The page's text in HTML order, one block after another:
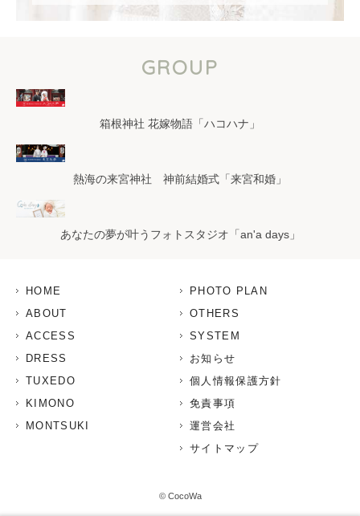
GROUP
箱根神社 花嫁物語「ハコハナ」
熱海の来宮神社 神前結婚式「来宮和婚」
あなたの夢が叶うフォトスタジオ「an'a days」
HOME
ABOUT
ACCESS
DRESS
TUXEDO
KIMONO
MONTSUKI
PHOTO PLAN
OTHERS
SYSTEM
お知らせ
個人情報保護方針
免責事項
運営会社
サイトマップ
© CocoWa